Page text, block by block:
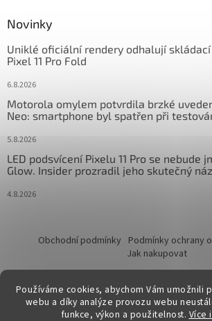
Používáme cookies, abychom Vám umožnili
webu a díky analýze provozu webu
funkce, výkon a použitelnost. Více
Novinky
Uniklé oficiální rendery odhalují
Pixel 11 Pro Fold
6.8.2026
Motorola omylem potvrdila brzké
Neo: smartphone byl spatřen při
5.8.2026
LED podsvícení Pixelu 11 Pro se nebude
Glow. Insider prozradil jeho skutečný
4.8.2026
Obchodní podmínky Podmínky ochrany
Jak nakupovat